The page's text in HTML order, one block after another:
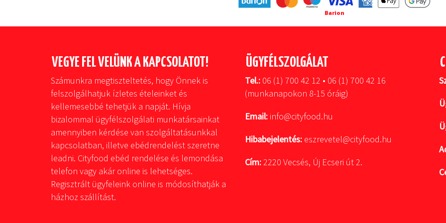
Barion
VEGYE FEL VELÜNK A KAPCSOLATOT!
Számunkra megtiszteltetés, hogy Önnek is
felszolgálhatjuk ízletes ételeinket és
kellemesebbé tehetjük a napját. Hívja
bizalommal ügyfélszolgálati munkatársainkat
amennyiben kérdése van szolgáltatásunkkal
kapcsolatban, illetve ebédrendelést szeretne
leadni. Cityfood ebéd rendelése és lemondása
telefon vagy akár online is lehetséges.
Regisztrált ügyfeleink online is módosíthatják a
házhoz szállítást.
ÜGYFÉLSZOLGÁLAT
Tel.: 06 (1) 700 42 12 • 06 (1) 700 42 16
(munkanapokon 8-15 óráig)
Email: info@cityfood.hu
Hibabejelentés: eszrevetel@cityfood.hu
Cím:2220 Vecsés, Új Ecseri út 2.